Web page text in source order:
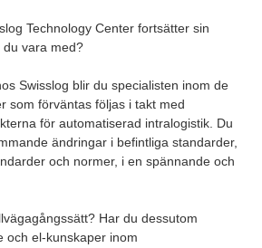
Technology Center fortsätter sin
du vara med?
Swisslog blir du specialisten inom de
som förväntas följas i takt med
för automatiserad intralogistik. Du
ändringar i befintliga standarder,
och normer, i en spännande och
Har du dessutom
och el-kunskaper inom